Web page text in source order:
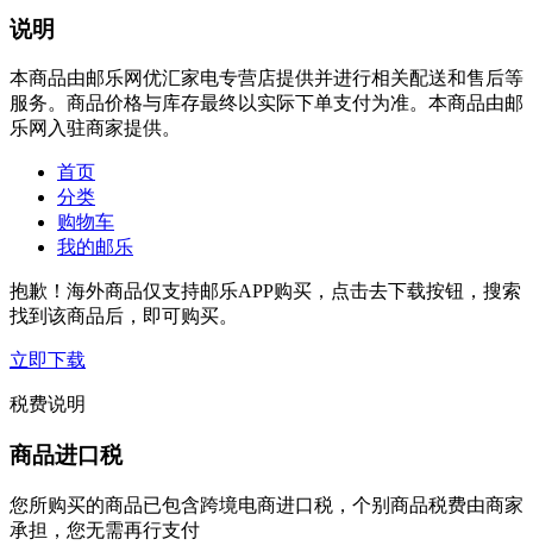
说明
本商品由邮乐网优汇家电专营店提供并进行相关配送和售后等
服务。商品价格与库存最终以实际下单支付为准。本商品由邮
乐网入驻商家提供。
首页
分类
购物车
我的邮乐
抱歉！海外商品仅支持邮乐APP购买，点击去下载按钮，搜索
找到该商品后，即可购买。
立即下载
税费说明
商品进口税
您所购买的商品已包含跨境电商进口税，个别商品税费由商家
承担，您无需再行支付